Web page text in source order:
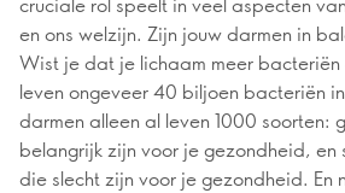
en ons welzijn. Zijn jouw darmen in
Wist je dat je lichaam meer
leven ongeveer 40 biljoen bacteriën
darmen alleen al leven 1000 soorten:
belangrijk zijn voor je gezondheid, en
die slecht zijn voor je gezondheid. En